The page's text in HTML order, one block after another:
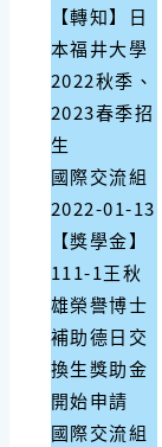
【轉知】日
本福井大學
2022秋季、
2023春季招
生
國際交流組
2022-01-13
【獎學金】
111-1王秋
雄榮譽博士
補助德日交
換生獎助金
開始申請
國際交流組